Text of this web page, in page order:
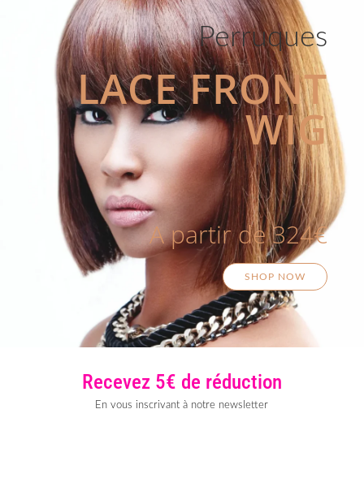
Perruques
LACE FRONT
WIG
A partir de 324€
SHOP NOW
Recevez 5€ de réduction
En vous inscrivant à notre newsletter